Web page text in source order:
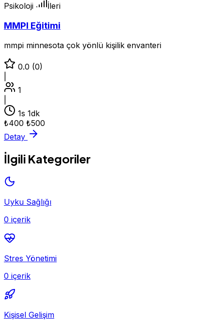
Psikoloji
İleri
MMPI Eğitimi
mmpi minnesota çok yönlü kişilik envanteri
0.0 (0)
1
1s 1dk
₺400 ₺500
Detay
İlgili Kategoriler
Uyku Sağlığı
0 içerik
Stres Yönetimi
0 içerik
Kişisel Gelişim